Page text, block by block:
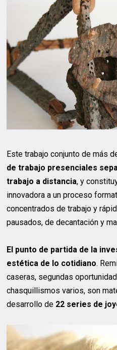
Este trabajo conjunto de más
de trabajo presenciales
trabajo a distancia, y
innovadora a un proceso
concentrados de trabajo y
pausados, de decantación y
El punto de partida de la
estética de lo cotidiano.
caseras, segundas
chasquillismos varios, son
desarrollo de 22 series de